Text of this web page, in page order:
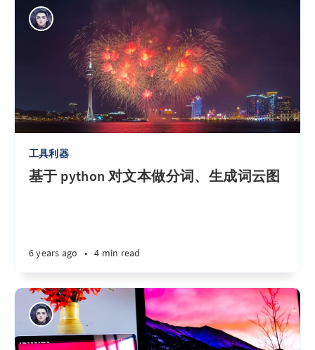
工具利器
基于 python 对文本做分词、生成词云图
6 years ago • 4 min read